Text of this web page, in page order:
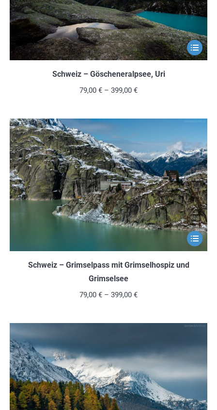
gewählt
werden
Dieses
Produkt
Optionen
können
auf
der
gewählt
werden
Schweiz – Göscheneralpsee, Uri
79,00 € – 399,00 €
Dieses
Produkt
weist
können
gewählt
Schweiz – Grimselpass mit Grimselhospiz und
Grimselsee
79,00 € – 399,00 €